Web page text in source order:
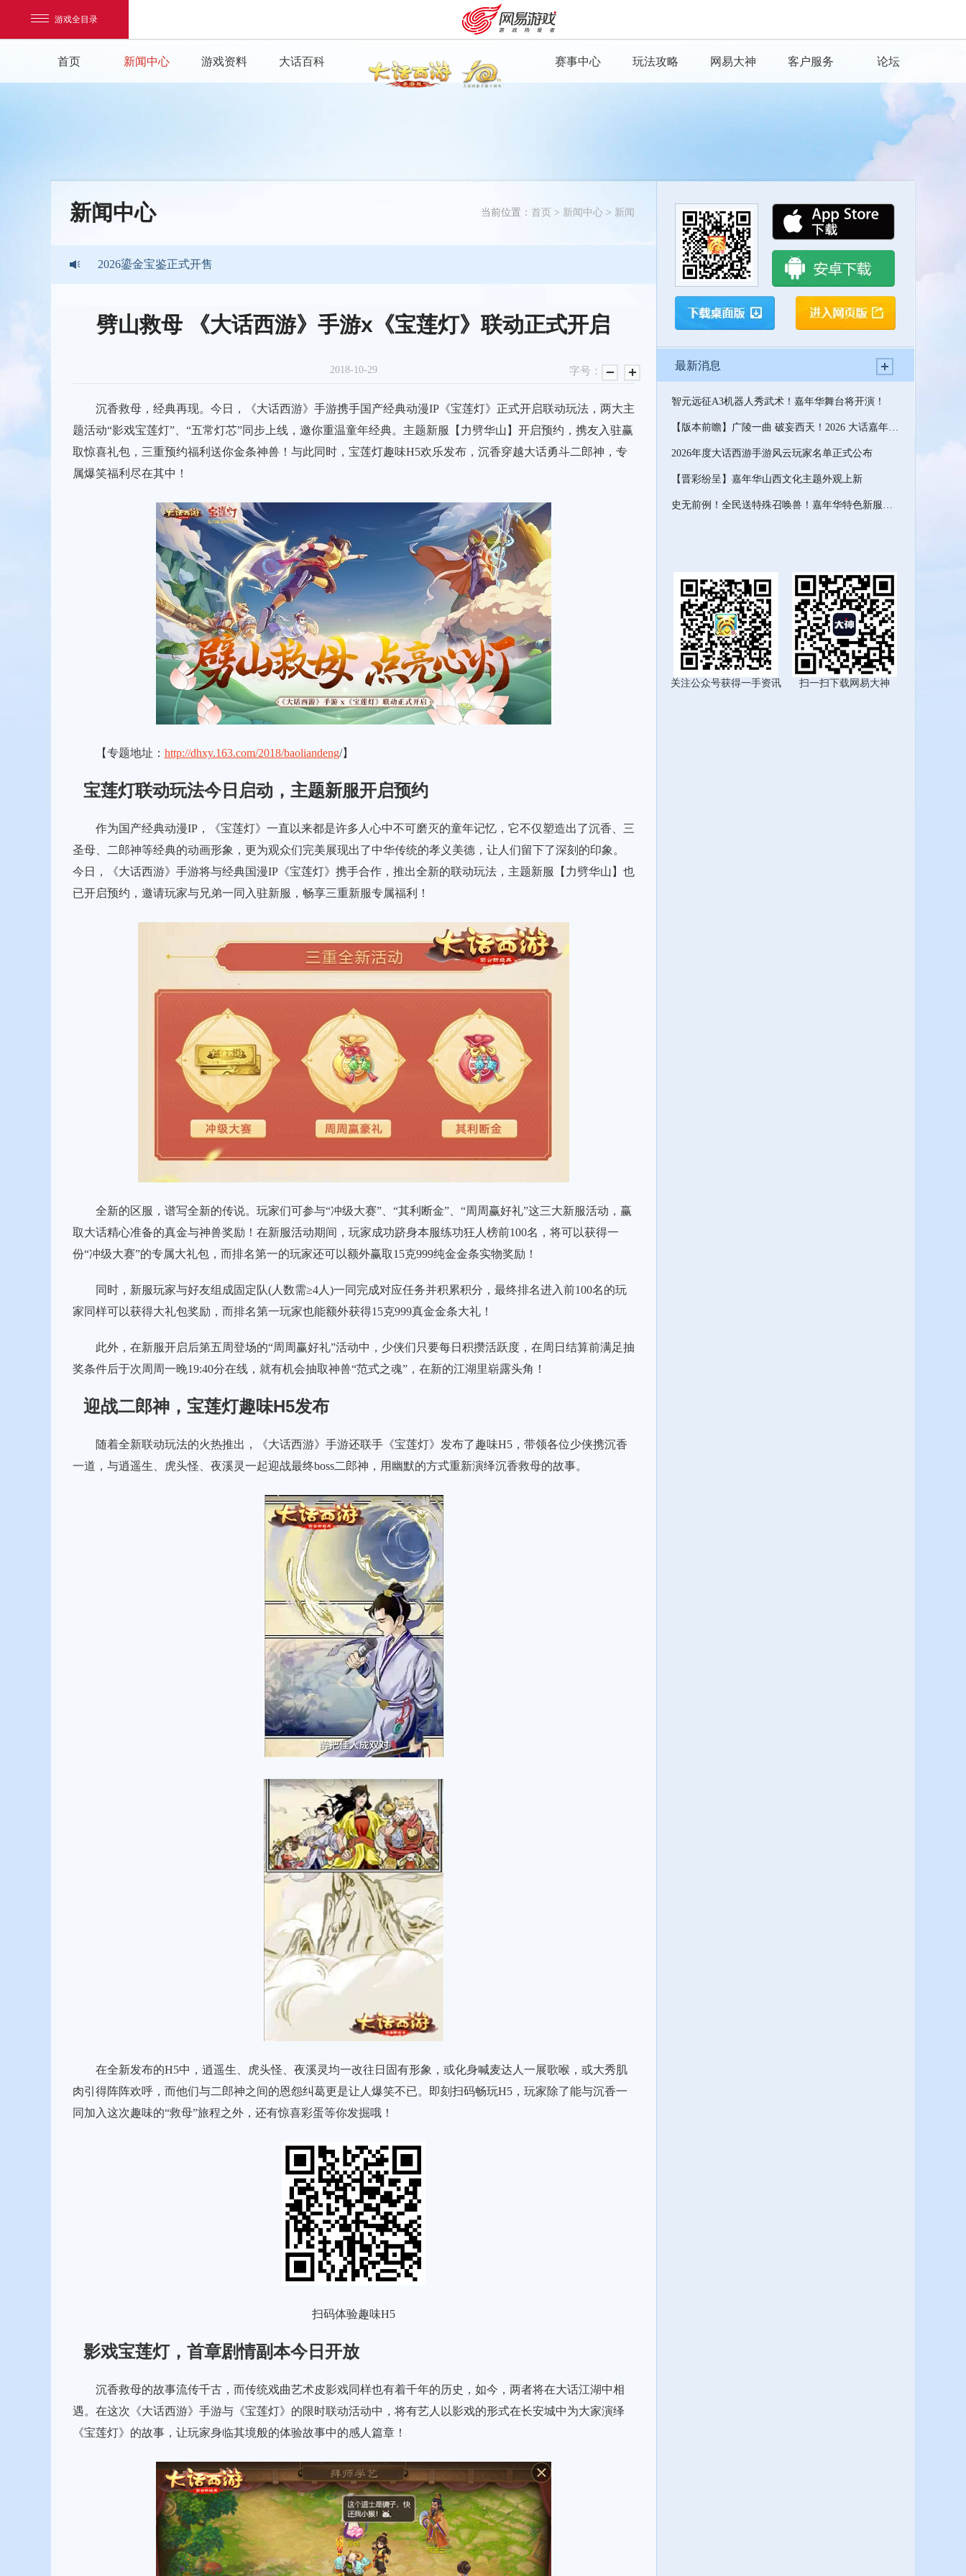
游戏全目录
网易游戏
游戏爱好者
首页 新闻中心 游戏资料 大话百科 赛事中心 玩法攻略 网易大神
扫一扫下载网易大神
客户服务 论坛
新闻中心 当前位置： 首页 > 新闻中心> 新闻
《大话西游》手游2026嘉年华版本现已开启
劈山救母 《大话西游》手游x《宝莲灯》联动正式开启
2018-10-29 字号：
沉香救母，经典再现。今日，《大话西游》手游携手国产经典动漫IP《宝莲灯》正式开启联动玩法，两大主
题活动“影戏宝莲灯”、“五常灯芯”同步上线，邀你重温童年经典。主题新服【力劈华山】开启预约，携友入驻赢
取惊喜礼包，三重预约福利送你金条神兽！与此同时，宝莲灯趣味H5欢乐发布，沉香穿越大话勇斗二郎神，专
属爆笑福利尽在其中！
【专题地址： http://dhxy.163.com/2018/baoliandeng/】
宝莲灯联动玩法今日启动，主题新服开启预约
作为国产经典动漫IP，《宝莲灯》一直以来都是许多人心中不可磨灭的童年记忆，它不仅塑造出了沉香、三
圣母、二郎神等经典的动画形象，更为观众们完美展现出了中华传统的孝义美德，让人们留下了深刻的印象。
今日，《大话西游》手游将与经典国漫IP《宝莲灯》携手合作，推出全新的联动玩法，主题新服【力劈华山】也
已开启预约，邀请玩家与兄弟一同入驻新服，畅享三重新服专属福利！
全新的区服，谱写全新的传说。玩家们可参与“冲级大赛”、“其利断金”、“周周赢好礼”这三大新服活动，赢
取大话精心准备的真金与神兽奖励！在新服活动期间，玩家成功跻身本服练功狂人榜前100名，将可以获得一
份“冲级大赛”的专属大礼包，而排名第一的玩家还可以额外赢取15克999纯金金条实物奖励！
同时，新服玩家与好友组成固定队(人数需≥4人)一同完成对应任务并积累积分，最终排名进入前100名的玩
家同样可以获得大礼包奖励，而排名第一玩家也能额外获得15克999真金金条大礼！
此外，在新服开启后第五周登场的“周周赢好礼”活动中，少侠们只要每日积攒活跃度，在周日结算前满足抽
奖条件后于次周周一晚19:40分在线，就有机会抽取神兽“范式之魂”，在新的江湖里崭露头角！
迎战二郎神，宝莲灯趣味H5发布
随着全新联动玩法的火热推出，《大话西游》手游还联手《宝莲灯》发布了趣味H5，带领各位少侠携沉香
一道，与逍遥生、虎头怪、夜溪灵一起迎战最终boss二郎神，用幽默的方式重新演绎沉香救母的故事。
在全新发布的H5中，逍遥生、虎头怪、夜溪灵均一改往日固有形象，或化身喊麦达人一展歌喉，或大秀肌
肉引得阵阵欢呼，而他们与二郎神之间的恩怨纠葛更是让人爆笑不已。即刻扫码畅玩H5，玩家除了能与沉香一
同加入这次趣味的“救母”旅程之外，还有惊喜彩蛋等你发掘哦！
扫码体验趣味H5
影戏宝莲灯，首章剧情副本今日开放
沉香救母的故事流传千古，而传统戏曲艺术皮影戏同样也有着千年的历史，如今，两者将在大话江湖中相
遇。在这次《大话西游》手游与《宝莲灯》的限时联动活动中，将有艺人以影戏的形式在长安城中为大家演绎
《宝莲灯》的故事，让玩家身临其境般的体验故事中的感人篇章！
最新消息
智元远征A3机器人秀武术！嘉年华舞台将开演！
【版本前瞻】广陵一曲 破妄西天！2026 大话嘉年华版本速览
2026年度大话西游手游风云玩家名单正式公布
【晋彩纷呈】嘉年华山西文化主题外观上新
史无前例！全民送特殊召唤兽！嘉年华特色新服预约开启！
关注公众号获得一手资讯 扫一扫下载网易大神